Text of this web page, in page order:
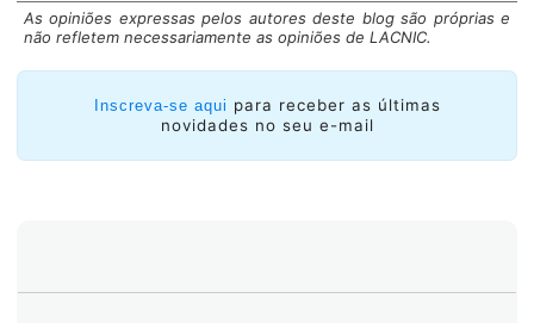
Leia também: Marco importante na implantação da
Como é que isso funciona?
As opiniões expressas pelos autores deste blog são próprias e
não refletem necessariamente as opiniões de LACNIC.
Inscreva-se aqui para receber as últimas
novidades no seu e-mail